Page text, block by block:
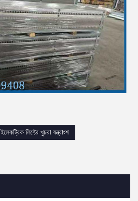
ইলেকট্রিক লিফ্টের খুচরা যন্ত্রাংশ